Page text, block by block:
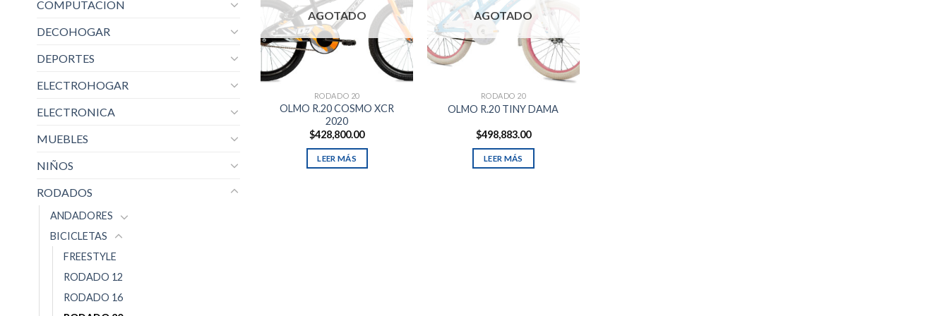
COMPUTACION
DECOHOGAR
DEPORTES
ELECTROHOGAR
ELECTRONICA
MUEBLES
NIÑOS
RODADOS
ANDADORES
BICICLETAS
FREESTYLE
RODADO 12
RODADO 16
AGOTADO
RODADO 20
OLMO R.20 COSMO XCR
2020
$428,800.00
LEER MÁS
AGOTADO
RODADO 20
OLMO R.20 TINY DAMA
$498,883.00
LEER MÁS